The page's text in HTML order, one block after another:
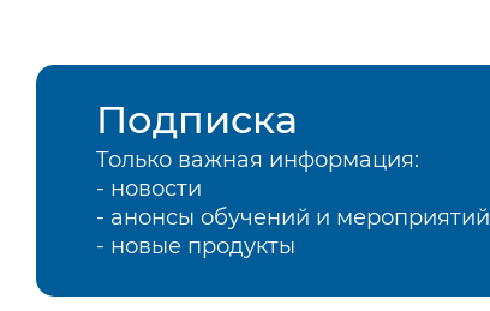
Подписка
Только важная информация:
- новости
- анонсы обучений и мероприятий
- новые продукты